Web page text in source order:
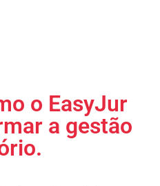
o EasyJur
a gestão